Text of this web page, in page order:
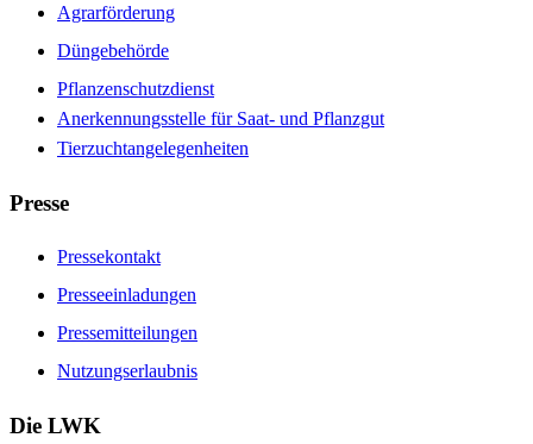
Agrarförderung
Düngebehörde
Pflanzenschutzdienst
Anerkennungsstelle für Saat- und Pflanzgut
Tierzuchtangelegenheiten
Presse
Pressekontakt
Presseeinladungen
Pressemitteilungen
Nutzungserlaubnis
Die LWK